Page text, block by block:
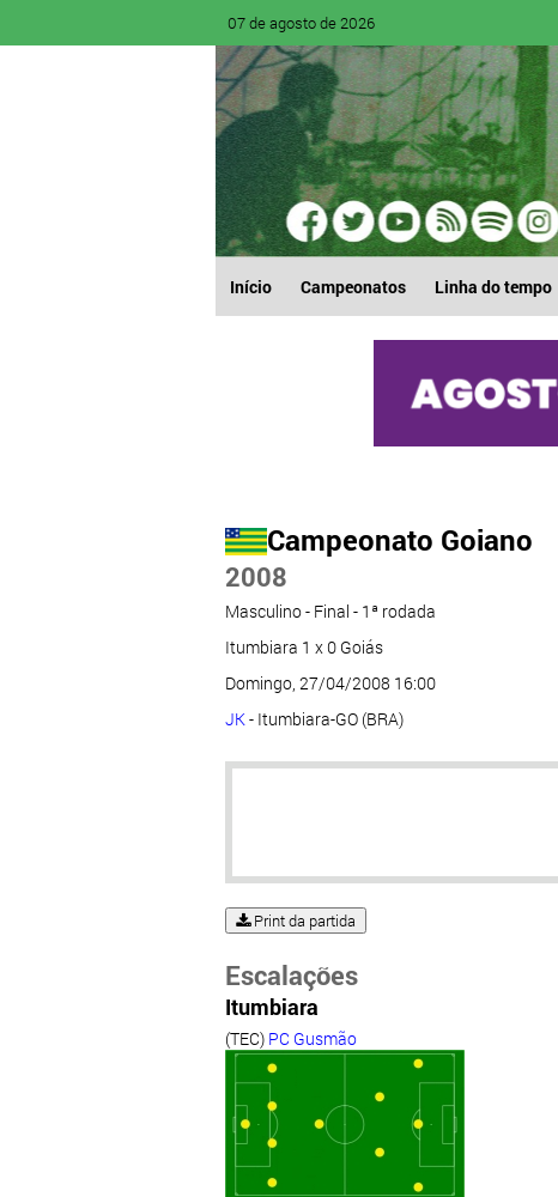
07 de agosto de 2026
Início Campeonatos Linha do tempo
Campeonato Goiano
2008
Masculino - Final - 1ª rodada
Itumbiara 1 x 0 Goiás
Domingo, 27/04/2008 16:00
JK- Itumbiara-GO (BRA)
Print da partida
Escalações
Itumbiara
(TEC) PC Gusmão